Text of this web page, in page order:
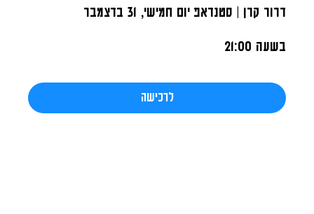
דרור קרן | סטנדאפ יום חמישי, 31 בדצמבר
בשעה 21:00
לרכישה